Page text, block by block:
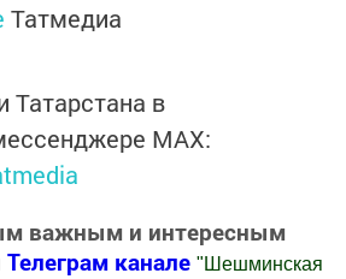
Татмедиа
Татарстана в
MАХ:
важным и интересным
Телеграм канале " Шешминская